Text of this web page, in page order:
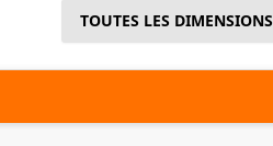
TOUTES LES DIMENSIONS